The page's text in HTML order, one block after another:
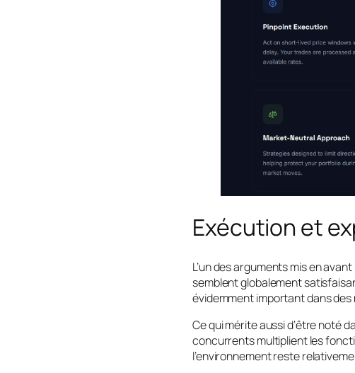
Exécution et
L’un des arguments mis en
semblent globalement
évidemment important dans
Ce qui mérite aussi d’être noté
concurrents multiplient les
l’environnement reste